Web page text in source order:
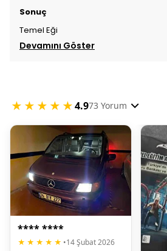
Sonuç
Temel Eği
Devamını Göster
★★★★★4.973 Yorum
**** ****
★★★★★ •14 Şubat 2026